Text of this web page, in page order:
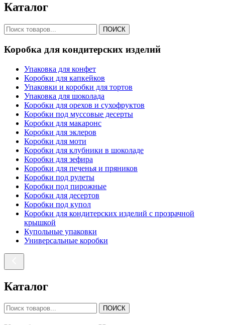
Каталог
ПОИСК
Коробка для кондитерских изделий
Упаковка для конфет
Коробки для капкейков
Упаковки и коробки для тортов
Упаковка для шоколада
Коробки для орехов и сухофруктов
Коробки под муссовые десерты
Коробки для макаронс
Коробки для эклеров
Коробки для моти
Коробки для клубники в шоколаде
Коробки для зефира
Коробки для печенья и пряников
Коробки под рулеты
Коробки под пирожные
Коробки для десертов
Коробки под купол
Коробки для кондитерских изделий с прозрачной
крышкой
Купольные упаковки
Универсальные коробки
Каталог
ПОИСК